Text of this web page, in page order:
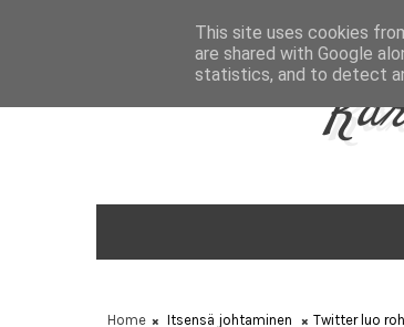
Home Itsensä johtaminen Twitter luo
This site uses cookies
are shared with Google
statistics, and to detect